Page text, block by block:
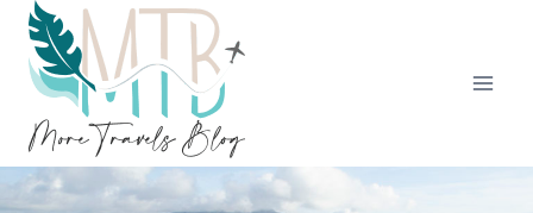
Saltar
contenido